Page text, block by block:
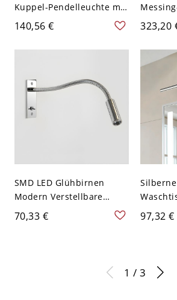
Kuppel-Pendelleuchte mit
Schirm,
Chrom, 110V-120V
140,56 €
Lampe
für
120V
323,20
SMD LED Glühbirnen
Modern Verstellbare
Schwenkarm
Wohnzimmer Wandlampe
70,33 € 97,32 €
1 / 3